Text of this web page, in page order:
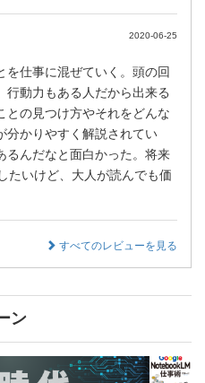
2020-06-25
を仕事に混ぜていく。頭の回
行動力もある人だから出来る
との見つけ方やそれをどんな
分かりやすく解説されてい
るんだなと面白かった。将来
たいけど、大人が読んでも価
すべてのレビューを見る
ン